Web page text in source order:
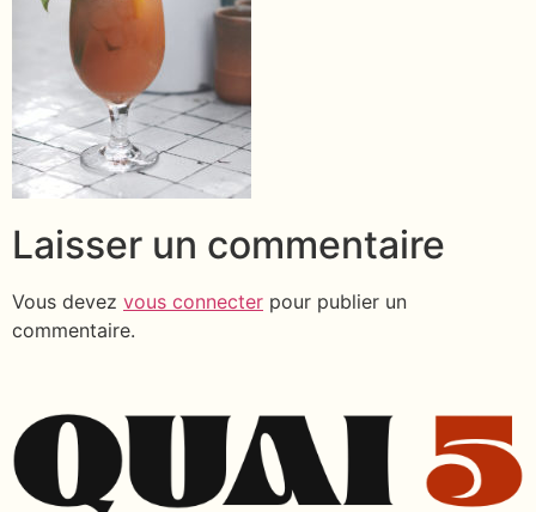
Laisser un commentaire
Vous devez vous connecter pour publier un
commentaire.